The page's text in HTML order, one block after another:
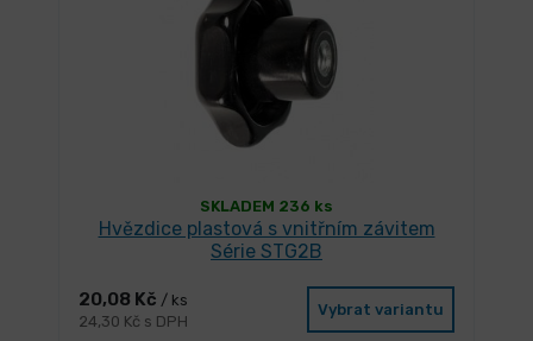
SKLADEM 236 ks
Hvězdice plastová s vnitřním závitem
Série STG2B
20,08 Kč / ks
24,30 Kč s DPH
Vybrat variantu